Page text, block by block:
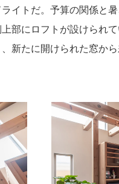
イトだ。予算の関係と
部にロフトが設けられ
新たに開けられた窓か